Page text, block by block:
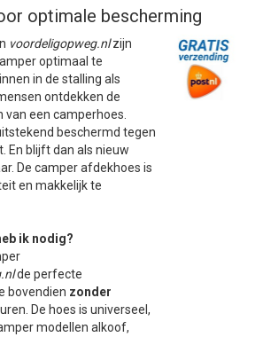
FIETSENDRAGERS
VW PASSAT)
VW PASSAT)
AUTOHOEZEN
WIELDOPPEN
2
1
LAADKABELS
DAKKOFFERS
VOOR SUV, MPV, 4X4, CAMPER EN
VOOR (LICHTE) PERSONENWAGEN
ACCUBOOSTER
VERLICHTING
VERLICHTING
STEKKERS & STEKKERDOZEN
VERLICHTING
VERLICHTING
CARAVANHOEZEN
optimale bescherming
voordeligopweg.nlzijn
optimaal te
in de stalling als
ontdekken de
een camperhoes.
beschermd tegen
En blijft dan als nieuw
De camper afdekhoes is
en makkelijk te
ik nodig?
de perfecte
bovendien zonder
De hoes is universeel,
modellen alkoof,